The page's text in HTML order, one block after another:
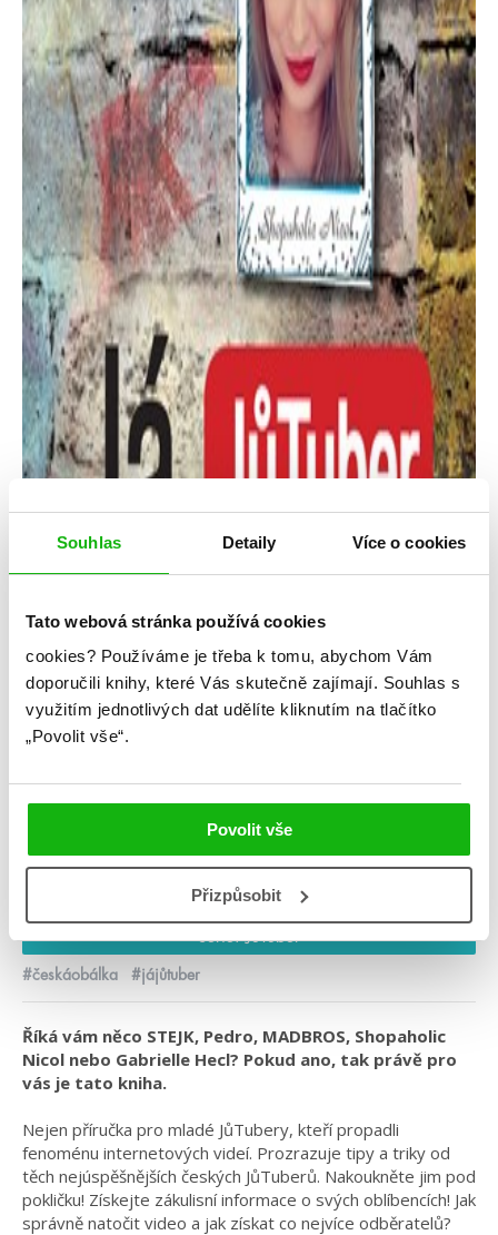
Souhlas Detaily Více o cookies
Tato webová stránka používá cookies
cookies? Používáme je třeba k tomu, abychom Vám
doporučili knihy, které Vás skutečně zajímají. Souhlas s
využitím jednotlivých dat udělíte kliknutím na tlačítko
„Povolit vše“.
Povolit vše
Přizpůsobit
Kategorie: young adult
Série: Já
Série: JůTuber
kolektiv sepsáno JůTubery
#českáobálka #jájůtuber
Říká vám něco STEJK, Pedro, MADBROS, Shopaholic
Nicol nebo Gabrielle Hecl? Pokud ano, tak právě pro
vás je tato kniha.
Nejen příručka pro mladé JůTubery, kteří propadli
fenoménu internetových videí. Prozrazuje tipy a triky od
těch nejúspěšnějších českých JůTuberů. Nakoukněte jim pod
pokličku! Získejte zákulisní informace o svých oblíbencích! Jak
správně natočit video a jak získat co nejvíce odběratelů?